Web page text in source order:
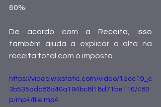
60%.
De acordo com a Receita, isso
também ajuda a explicar a alta na
receita total com o imposto.
https://video.wixstatic.com/video/1ecc19_c
3b535adc86d40a194bc8f18d71be110/480
p/mp4/file.mp4